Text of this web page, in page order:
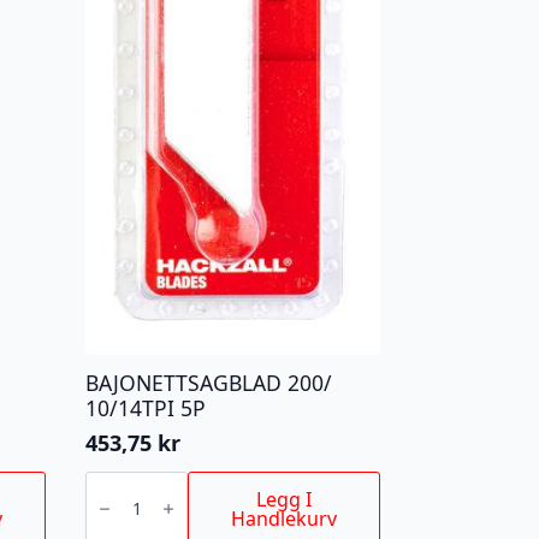
BAJONETTSAGBLAD 200/
10/14TPI 5P
453,75 kr
BAJONETTSAGBLAD
10/14TPI Legg I
Handlekurv